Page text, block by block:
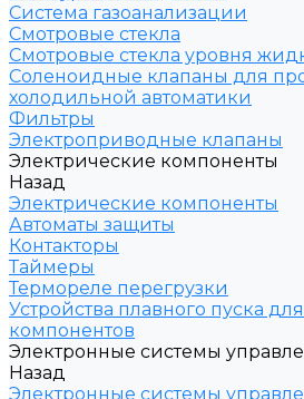
Система газоанализации
Смотровые стекла
Смотровые стекла уровня
Соленоидные клапаны для
холодильной автоматики
Фильтры
Электроприводные клапаны
Электрические компоненты
Назад
Электрические компоненты
Автоматы защиты
Контакторы
Таймеры
Термореле перегрузки
Устройства плавного пуска
компонентов
Электронные системы
Назад
Электронные системы